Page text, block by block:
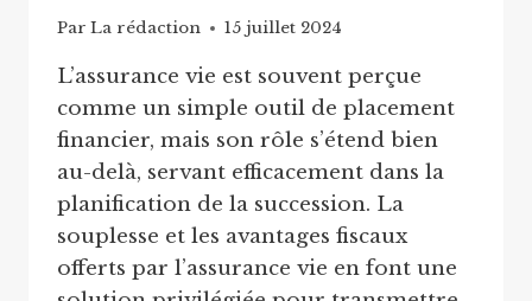
Par La rédaction 15 juillet 2024
L’assurance vie est souvent perçue
comme un simple outil de placement
financier, mais son rôle s’étend bien
au-delà, servant efficacement dans la
planification de la succession. La
souplesse et les avantages fiscaux
offerts par l’assurance vie en font une